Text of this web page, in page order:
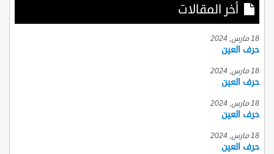
أخر المقالات
18 مارس, 2024
حرف العين
18 مارس, 2024
حرف العين
18 مارس, 2024
حرف العين
18 مارس, 2024
حرف العين